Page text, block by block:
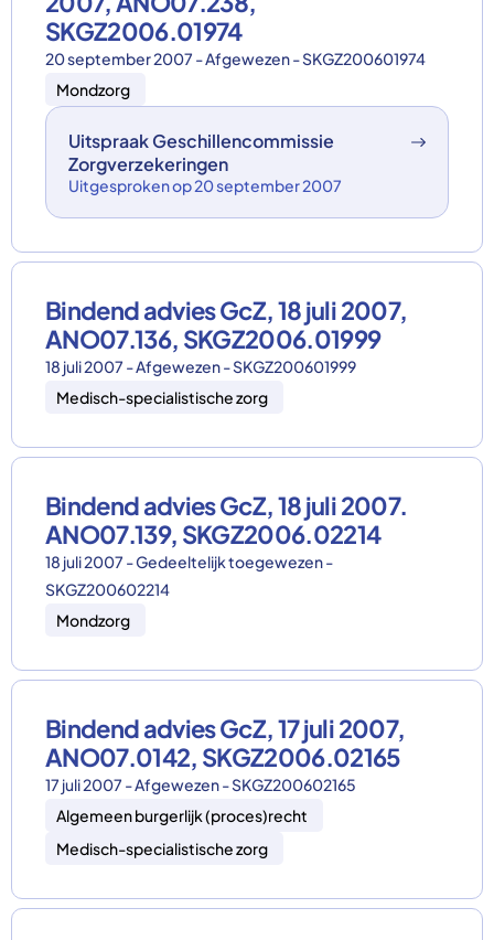
SKGZ2006.01974
20 september 2007 - Afgewezen - SKGZ200601974
Mondzorg
Uitspraak Geschillencommissie
Zorgverzekeringen
Uitgesproken op 20 september 2007
Bindend advies GcZ, 18 juli 2007,
ANO07.136, SKGZ2006.01999
18 juli 2007 - Afgewezen - SKGZ200601999
Medisch-specialistische zorg
Bindend advies GcZ, 18 juli 2007.
ANO07.139, SKGZ2006.02214
18 juli 2007 - Gedeeltelijk toegewezen -
SKGZ200602214
Mondzorg
Bindend advies GcZ, 17 juli 2007,
ANO07.0142, SKGZ2006.02165
17 juli 2007 - Afgewezen - SKGZ200602165
Algemeen burgerlijk (proces)recht
Medisch-specialistische zorg